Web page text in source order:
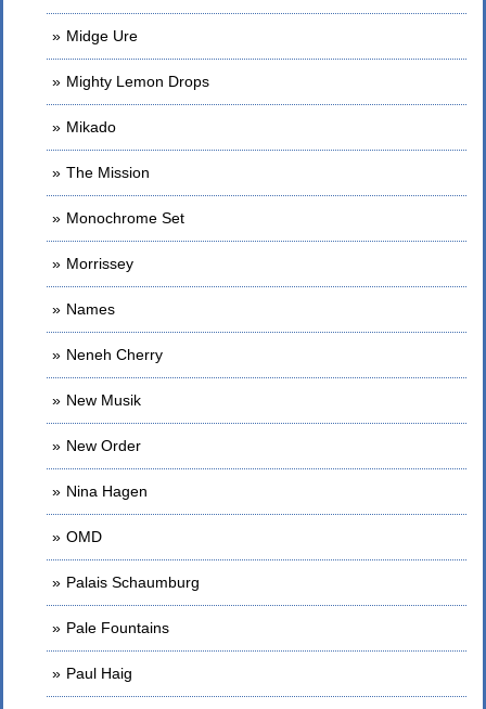
Midge Ure
Mighty Lemon Drops
Mikado
The Mission
Monochrome Set
Morrissey
Names
Neneh Cherry
New Musik
New Order
Nina Hagen
OMD
Palais Schaumburg
Pale Fountains
Paul Haig